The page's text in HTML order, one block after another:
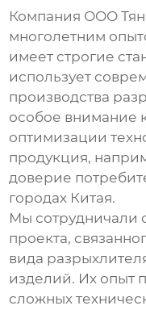
Компания ООО
многолетним
имеет строгие
использует
производства
особое внимание
оптимизации
продукция,
доверие
городах Китая.
Мы сотрудничали
проекта,
вида
изделий. Их опыт
сложных